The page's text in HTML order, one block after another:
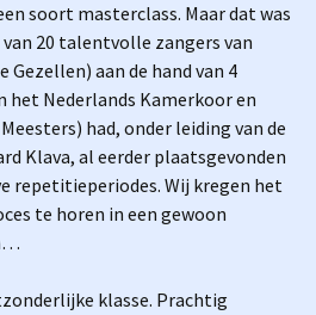
soort masterclass. Maar dat was
20 talentvolle zangers van
Gezellen) aan de hand van 4
het Nederlands Kamerkoor en
had, onder leiding van de
Klava, al eerder plaatsgevonden
repetitieperiodes. Wij kregen het
te horen in een gewoon
klasse. Prachtig